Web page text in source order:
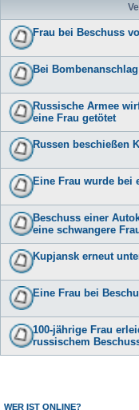
Frau bei Beschuss
Bei
Russische Armee
eine Frau getötet
Russen beschießen
Eine Frau wurde bei
Beschuss einer
eine schwangere
Kupjansk erneut
Eine Frau bei
100-jährige Frau
russischem
WER IST ONLINE?